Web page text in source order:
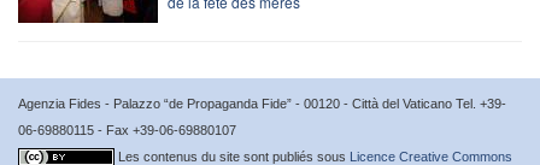
Agenzia Fides - Palazzo “de Propaganda Fide” - 00120 - Città del Vaticano Tel. +39-
06-69880115 - Fax +39-06-69880107
Les contenus du site sont publiés sous Licence Creative Commons